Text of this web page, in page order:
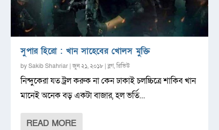
সুপার হিরো : খান সাহেবের খোলস মুক্তি
bySakib Shahriar |জুন ২১, ২০১৮ |ব্লগ,রিভিউ
নিন্দুকেরা যত ট্রল করুক না কেন ঢাকাই চলচ্চিত্রে শাকিব খান
মানেই অনেক বড় একটা বাজার, হল ভর্তি...
READ MORE